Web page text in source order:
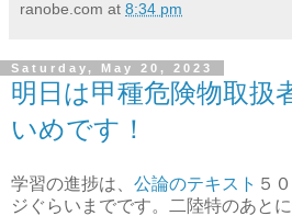
ranobe.com at 8:34 pm
Saturday, May 20, 2023
明日は甲種危険物取扱
いめです！
学習の進捗は、 公論のテキスト ５
ジぐらいまでです。二陸特のあと